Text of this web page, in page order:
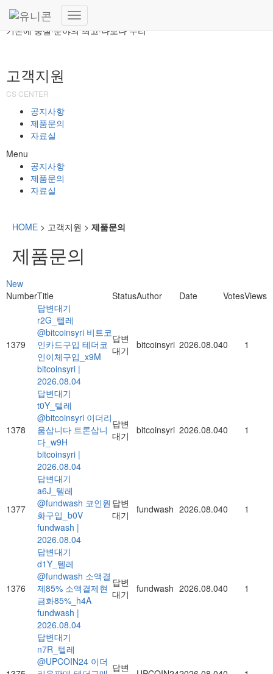
내
비
(주)유니콘
기본에 충실·분야의 최고·나보다 우리
고객지원
CS CENTER
공지사항
제품문의
자료실
Menu
공지사항
제품문의
자료실
HOME > 고객지원 > 제품문의
제품문의
New
NumberTitle StatusAuthor Date VotesViews
1379
답변대기
r2G_텔레
@bitcoinsyri 비트코
인카드구입 테더코
인이체구입_x9M
bitcoinsyri |
2026.08.04
답변
대기
bitcoinsyri 2026.08.040 1
1378
답변대기
t0Y_텔레
@bitcoinsyri 이더리
움삽니다 트론삽니
다_w9H
bitcoinsyri |
2026.08.04
답변
대기
bitcoinsyri 2026.08.040 1
1377
답변대기
a6J_텔레
@fundwash 코인원
화구입_b0V
fundwash |
2026.08.04
답변
대기
fundwash 2026.08.040 1
1376
답변대기
d1Y_텔레
@fundwash 소액결
제85% 소액결제현
금화85%_h4A
fundwash |
2026.08.04
답변
대기
fundwash 2026.08.040 1
답변대기
n7R_텔레
@UPCOIN24 이더 답변